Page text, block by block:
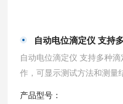
自动电位滴定仪 支持
自动电位滴定仪 支持多种
作，可显示测试方法和测量
产品型号：